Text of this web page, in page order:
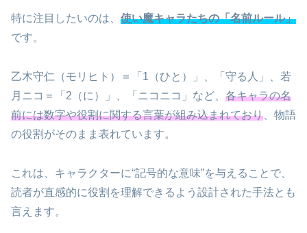
特に注目したいのは、 使い魔キャラたちの「名前ルール」
です。
乙木守仁（モリヒト）＝「1（ひと）」、「守る人」、若
月ニコ＝「2（に）」、「ニコニコ」など、 各キャラの名
前には数字や役割に関する言葉が組み込まれており 、物語
の役割がそのまま表れています。
これは、キャラクターに“記号的な意味”を与えることで、
読者が直感的に役割を理解できるよう設計された手法とも
言えます。